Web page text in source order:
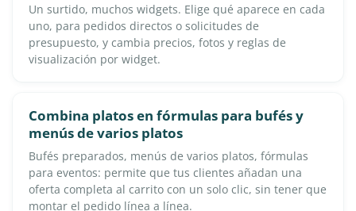
Un surtido, muchos widgets. Elige qué aparece en cada
uno, para pedidos directos o solicitudes de
presupuesto, y cambia precios, fotos y reglas de
visualización por widget.
Combina platos en fórmulas para bufés y
menús de varios platos
Bufés preparados, menús de varios platos, fórmulas
para eventos: permite que tus clientes añadan una
oferta completa al carrito con un solo clic, sin tener que
montar el pedido línea a línea.